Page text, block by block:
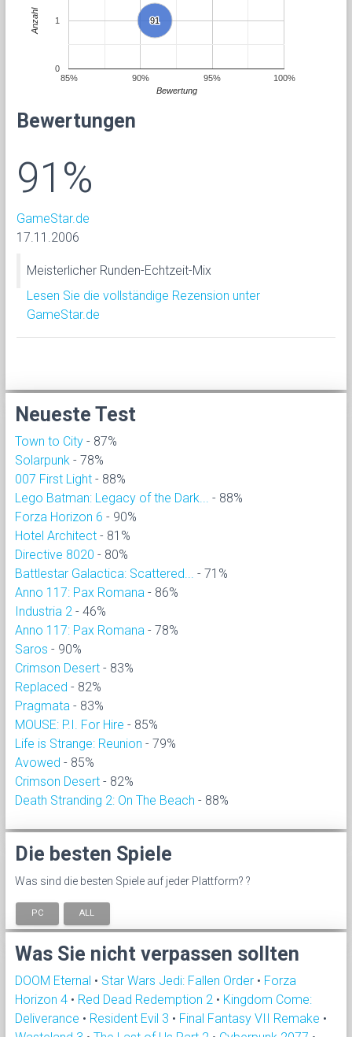
91
91
85% 90% 95% 100%
0
1
Bewertung
Anzahl
Bewertungen
91%
GameStar.de
17.11.2006
Meisterlicher Runden-Echtzeit-Mix
Lesen Sie die vollständige Rezension unter
GameStar.de
Neueste Test
Town to City - 87%
Solarpunk - 78%
007 First Light - 88%
Lego Batman: Legacy of the Dark...
- 88%
Forza Horizon 6 - 90%
Hotel Architect - 81%
Directive 8020 - 80%
Battlestar Galactica: Scattered...
- 71%
Anno 117: Pax Romana - 86%
Industria 2 - 46%
Anno 117: Pax Romana - 78%
Saros - 90%
Crimson Desert - 83%
Replaced - 82%
Pragmata - 83%
MOUSE: P.I. For Hire - 85%
Life is Strange: Reunion - 79%
Avowed - 85%
Crimson Desert - 82%
Death Stranding 2: On The Beach - 88%
Die besten Spiele
Was sind die besten Spiele auf jeder Plattform? ?
PC ALL
Was Sie nicht verpassen sollten
DOOM Eternal • Star Wars Jedi: Fallen Order • Forza
Horizon 4 • Red Dead Redemption 2 • Kingdom Come:
Deliverance • Resident Evil 3 • Final Fantasy VII Remake •